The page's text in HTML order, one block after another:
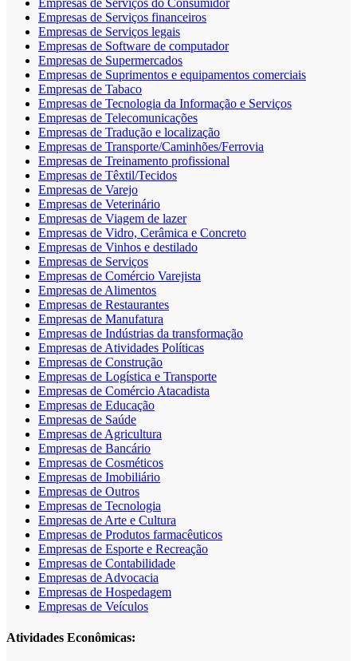
Empresas de Serviços do Consumidor
Empresas de Serviços financeiros
Empresas de Serviços legais
Empresas de Software de computador
Empresas de Supermercados
Empresas de Suprimentos e equipamentos comerciais
Empresas de Tabaco
Empresas de Tecnologia da Informação e Serviços
Empresas de Telecomunicações
Empresas de Tradução e localização
Empresas de Transporte/Caminhões/Ferrovia
Empresas de Treinamento profissional
Empresas de Têxtil/Tecidos
Empresas de Varejo
Empresas de Veterinário
Empresas de Viagem de lazer
Empresas de Vidro, Cerâmica e Concreto
Empresas de Vinhos e destilado
Empresas de Serviços
Empresas de Comércio Varejista
Empresas de Alimentos
Empresas de Restaurantes
Empresas de Manufatura
Empresas de Indústrias da transformação
Empresas de Atividades Políticas
Empresas de Construção
Empresas de Logística e Transporte
Empresas de Comércio Atacadista
Empresas de Educação
Empresas de Saúde
Empresas de Agricultura
Empresas de Bancário
Empresas de Cosméticos
Empresas de Imobiliário
Empresas de Outros
Empresas de Tecnologia
Empresas de Arte e Cultura
Empresas de Produtos farmacêuticos
Empresas de Esporte e Recreação
Empresas de Contabilidade
Empresas de Advocacia
Empresas de Hospedagem
Empresas de Veículos
Atividades Econômicas: